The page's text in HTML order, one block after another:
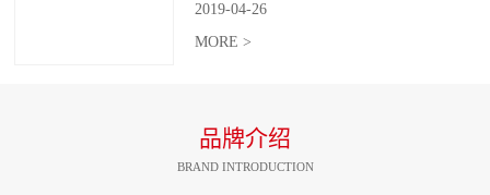
2019-04-26
MORE >
品牌介绍
BRAND INTRODUCTION